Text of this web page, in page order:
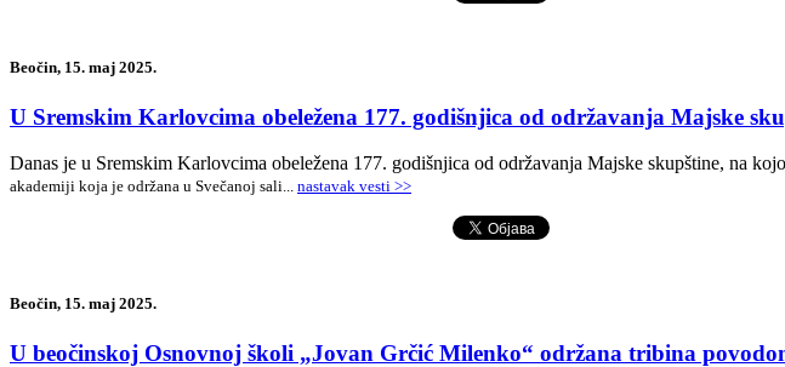
Beočin, 15. maj 2025.
U Sremskim Karlovcima obeležena 177. godišnjica od održavanja Majske
Danas je u Sremskim Karlovcima obeležena 177. godišnjica od održavanja Majske skupštine, na
akademiji koja je održana u Svečanoj sali... nastavak vesti >>
Beočin, 15. maj 2025.
U beočinskoj Osnovnoj školi „Jovan Grčić Milenko“ održana tribina